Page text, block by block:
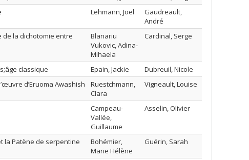
Lehmann, Joël
Gaudreault,
André
la dichotomie entre
Blanariu
Vukovic, Adina-
Mihaela
Cardinal, Serge
classique Epain, Jackie
Dubreuil, Nicole
d’Eruoma Awashish
Ruestchmann,
Clara
Vigneault, Louise
Campeau-
Vallée,
Guillaume
Asselin, Olivier
la Patène de serpentine
Bohémier,
Marie Hélène
Guérin, Sarah